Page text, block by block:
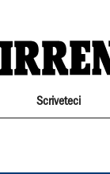
Scriveteci